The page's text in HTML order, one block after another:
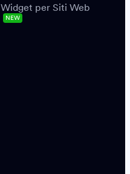
Widget per Siti Web
NEW